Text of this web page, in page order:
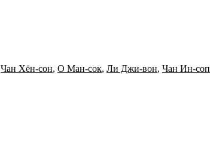
Чан Хён-сон, О Ман-сок, Ли Джи-вон, Чан Ин-соп